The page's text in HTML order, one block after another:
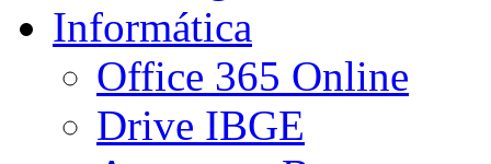
Informática
Office 365 Online
Drive IBGE